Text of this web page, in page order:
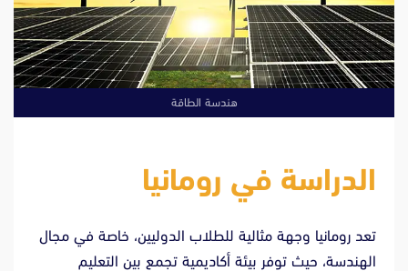
هندسة الطاقة
الدراسة في رومانيا
تعد رومانيا وجهة مثالية للطلاب الدوليين، خاصة في مجال
الهندسة، حيث توفر بيئة أكاديمية تجمع بين التعليم